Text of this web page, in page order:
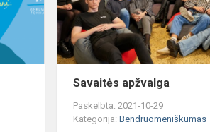
Savaitės apžvalga
Paskelbta: 2021-10-29
Kategorija:Bendruomeniškumas